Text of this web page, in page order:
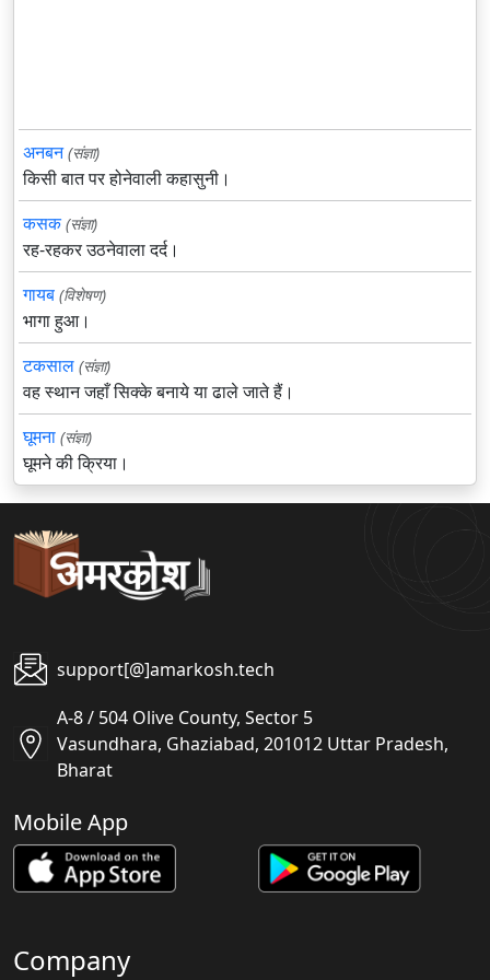
अनबन (संज्ञा)
किसी बात पर होनेवाली कहासुनी।
कसक (संज्ञा)
रह-रहकर उठनेवाला दर्द।
गायब (विशेषण)
भागा हुआ।
टकसाल (संज्ञा)
वह स्थान जहाँ सिक्के बनाये या ढाले जाते हैं।
घूमना (संज्ञा)
घूमने की क्रिया।
support[@]amarkosh.tech
A-8 / 504 Olive County, Sector 5
Vasundhara, Ghaziabad, 201012 Uttar Pradesh,
Bharat
Mobile App
Company